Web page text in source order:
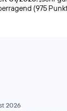
(975
2026